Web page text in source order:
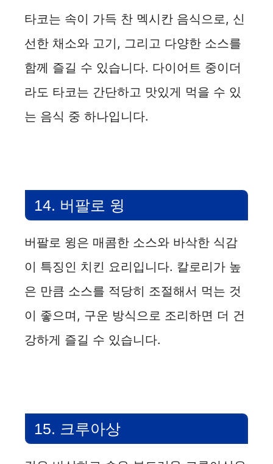
타코는 속이 가득 찬 멕시칸 음식으로, 신
선한 채소와 고기, 그리고 다양한 소스를
함께 즐길 수 있습니다. 다이어트 중이더
라도 타코는 간단하고 맛있게 먹을 수 있
는 음식 중 하나입니다.
14. 버팔로 윙
버팔로 윙은 매콤한 소스와 바삭한 식감
이 특징인 치킨 요리입니다. 칼로리가 높
은 만큼 소스를 적당히 조절해서 먹는 것
이 좋으며, 구운 방식으로 조리하면 더 건
강하게 즐길 수 있습니다.
15. 크루아상